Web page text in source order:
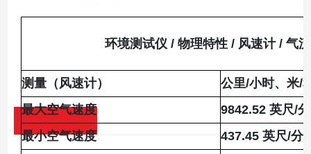
环境测试仪 / 物理特性 / 风速计 / 气
测量（风速计）
公里/小时、米/
最大空气速度
9842.52 英尺/
最小空气速度
437.45 英尺/分